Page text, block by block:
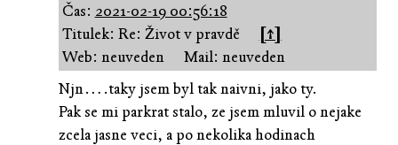
Čas: 2021-02-19 00:56:18
Titulek: Re: Život v pravdě
[↑]
Web: neuveden
Mail: neuveden
Njn….taky jsem byl tak naivni, jako ty.
Pak se mi parkrat stalo, ze jsem mluvil o nejake
zcela jasne veci, a po nekolika hodinach